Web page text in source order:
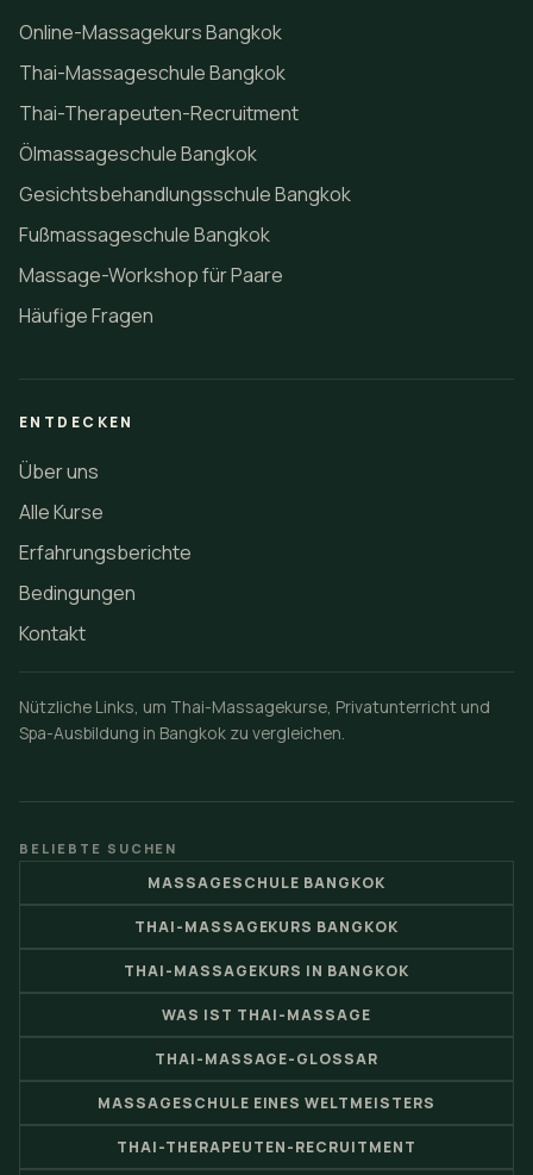
Online-Massagekurs Bangkok
Thai-Massageschule Bangkok
Thai-Therapeuten-Recruitment
Ölmassageschule Bangkok
Gesichtsbehandlungsschule Bangkok
Fußmassageschule Bangkok
Massage-Workshop für Paare
Häufige Fragen
ENTDECKEN
Über uns
Alle Kurse
Erfahrungsberichte
Bedingungen
Kontakt
Nützliche Links, um Thai-Massagekurse, Privatunterricht und
Spa-Ausbildung in Bangkok zu vergleichen.
BELIEBTE SUCHEN
MASSAGESCHULE BANGKOK
THAI-MASSAGEKURS BANGKOK
THAI-MASSAGEKURS IN BANGKOK
WAS IST THAI-MASSAGE
THAI-MASSAGE-GLOSSAR
MASSAGESCHULE EINES WELTMEISTERS
THAI-THERAPEUTEN-RECRUITMENT